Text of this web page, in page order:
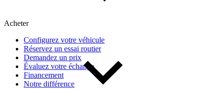
Acheter
Configurez votre véhicule
Réservez un essai routier
Demandez un prix
Évaluez votre échange
Financement
Notre différence